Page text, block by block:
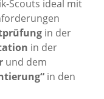
Scouts ideal mit
in der
in der
und dem
in den